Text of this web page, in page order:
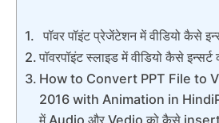
पॉवर पॉइंट प्रेजेंटेशन में वीडियो कैसे
पॉवरपॉइंट स्लाइड में वीडियो कैसे इन्सर्ट
How to Convert PPT File to
2016 with Animation in